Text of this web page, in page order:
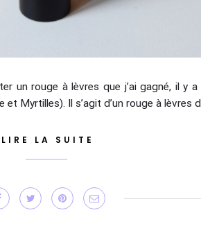
un rouge à lèvres que j’ai gagné, il y
Myrtilles). Il s’agit d’un rouge à lèvres
LIRE LA SUITE